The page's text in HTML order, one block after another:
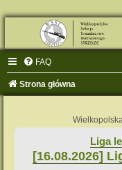
FAQ
Strona główna
Liga
[16.08.2026]